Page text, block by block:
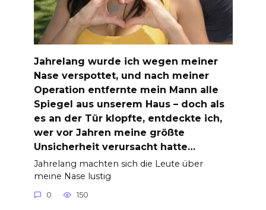
Jahrelang wurde ich wegen meiner
Nase verspottet, und nach meiner
Operation entfernte mein Mann alle
Spiegel aus unserem Haus – doch als
es an der Tür klopfte, entdeckte ich,
wer vor Jahren meine größte
Unsicherheit verursacht hatte…
Jahrelang machten sich die Leute über
meine Nase lustig
0 150